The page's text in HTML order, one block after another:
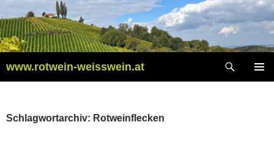
Inhalt
springen
www.rotwein-weisswein.at
Schlagwortarchiv: Rotweinflecken